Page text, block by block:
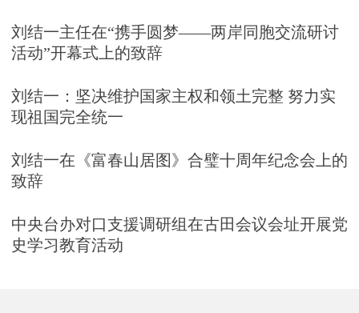
刘结一主任在“携手圆梦——两岸同胞交流研讨
活动”开幕式上的致辞
刘结一：坚决维护国家主权和领土完整 努力实
现祖国完全统一
刘结一在《富春山居图》合璧十周年纪念会上的
致辞
中央台办对口支援调研组在古田会议会址开展党
史学习教育活动